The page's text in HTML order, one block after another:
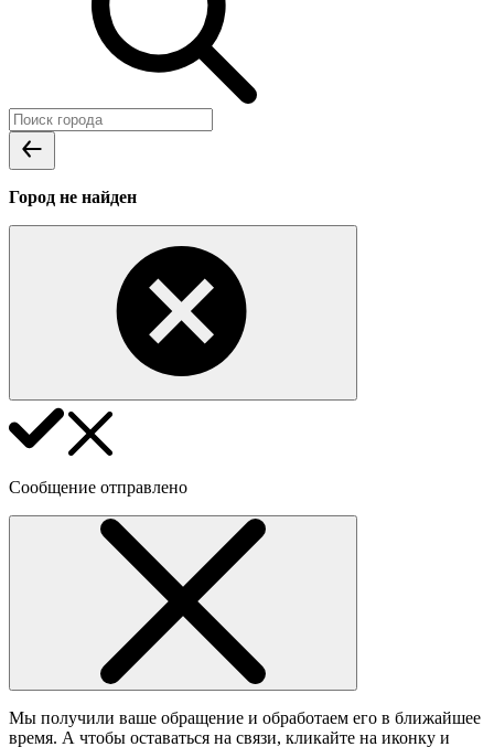
Город не найден
Сообщение отправлено
Мы получили ваше обращение и обработаем его в ближайшее
время. А чтобы оставаться на связи, кликайте на иконку и